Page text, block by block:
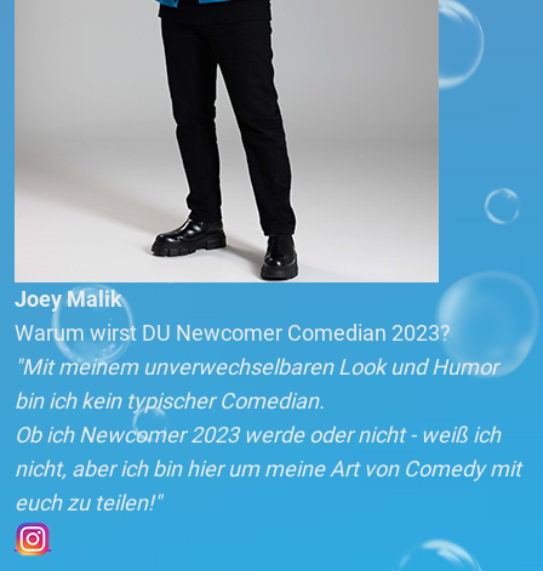
Joey Malik
Warum wirst DU Newcomer Comedian 2023?
"Mit meinem unverwechselbaren Look und Humor
bin ich kein typischer Comedian.
Ob ich Newcomer 2023 werde oder nicht - weiß ich
nicht, aber ich bin hier um meine Art von Comedy mit
euch zu teilen!"